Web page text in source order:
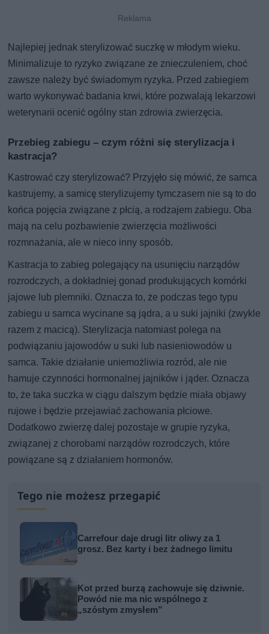
Najlepiej jednak sterylizować suczkę w młodym wieku.
Minimalizuje to ryzyko związane ze znieczuleniem, choć
zawsze należy być świadomym ryzyka. Przed zabiegiem
warto wykonywać badania krwi, które pozwalają lekarzowi
weterynarii ocenić ogólny stan zdrowia zwierzęcia.
Przebieg zabiegu – czym różni się sterylizacja i
kastracja?
Kastrować czy sterylizować? Przyjęło się mówić, że samca
kastrujemy, a samicę sterylizujemy tymczasem nie są to do
końca pojęcia związane z płcią, a rodzajem zabiegu. Oba
mają na celu pozbawienie zwierzęcia możliwości
rozmnażania, ale w nieco inny sposób.
Kastracja to zabieg polegający na usunięciu narządów
rozrodczych, a dokładniej gonad produkujących komórki
jajowe lub plemniki. Oznacza to, że podczas tego typu
zabiegu u samca wycinane są jądra, a u suki jajniki (zwykle
razem z macicą). Sterylizacja natomiast polega na
podwiązaniu jajowodów u suki lub nasieniowodów u
samca. Takie działanie uniemożliwia rozród, ale nie
hamuje czynności hormonalnej jajników i jąder. Oznacza
to, że taka suczka w ciągu dalszym będzie miała objawy
rujowe i będzie przejawiać zachowania płciowe.
Dodatkowo zwierzę dalej pozostaje w grupie ryzyka,
związanej z chorobami narządów rozrodczych, które
powiązane są z działaniem hormonów.
Tego nie możesz przegapić
Carrefour daje drugi litr oliwy za 1
grosz. Bez karty i bez żadnego limitu
Kot przed burzą zachowuje się dziwnie.
Powód nie ma nic wspólnego z
„szóstym zmysłem”